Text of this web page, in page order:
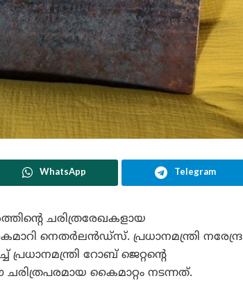
WhatsApp Telegram
ചരിത്രരേഖകളായ
നെതർലൻഡ്‌സ്. പ്രധാനമന്ത്രി നരേന്ദ്ര
റോബ് ജെറ്റന്റെ
കൈമാറ്റം നടന്നത്.